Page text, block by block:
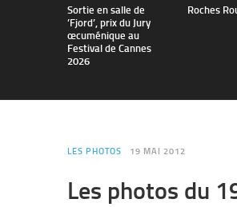
Sortie en salle de
’Fjord’, prix du Jury
œcuménique au
Festival de Cannes
2026
Roches
LES PHOTOS 19 MAI 2012
Les photos du